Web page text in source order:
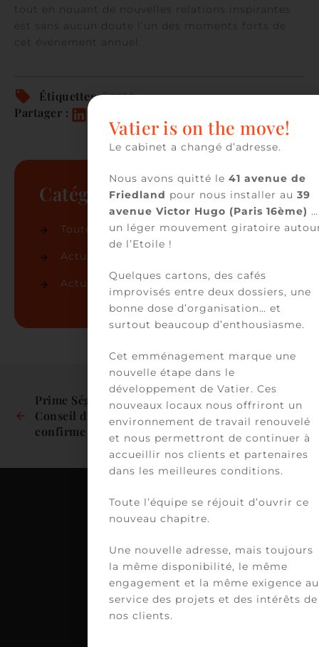
tout en nouant de nouvelles relations inspirantes
est sans aucun doute l’un des moments forts de
cet événement annuel.
Étiquettes :Santé
Partager :
Catégories
Toutes les actualités(86)
Actualités du cabinet
Actualités juridiques(36)
Prime Ségur : Le
Conseil d’État
confirme l’exclusion
administratives et
Best Lawyers 2027
Vatier is on the move!
Le cabinet a changé d’adresse.
Nous avons quitté le 41 avenue de
Friedland pour nous installer au 39
avenue Victor Hugo (Paris 16ème) …
un léger mouvement giratoire
de l’Etoile !
Quelques cartons, des cafés
improvisés entre deux dossiers, une
bonne dose d’organisation… et
surtout beaucoup d’enthousiasme.
Cet emménagement marque une
nouvelle étape dans le
développement de Vatier. Ces
nouveaux locaux nous offriront un
environnement de travail renouvelé
et nous permettront de continuer à
accueillir nos clients et partenaires
dans les meilleures conditions.
Toute l’équipe se réjouit d’ouvrir ce
nouveau chapitre.
Une nouvelle adresse, mais toujours
la même disponibilité, le même
engagement et la même exigence au
service des projets et des intérêts de
nos clients.